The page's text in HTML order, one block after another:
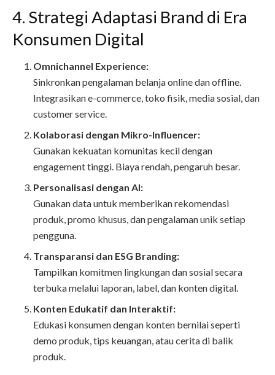
4. Strategi Adaptasi Brand di Era
Konsumen Digital
Omnichannel Experience:
Sinkronkan pengalaman belanja online dan offline.
Integrasikan e-commerce, toko fisik, media sosial, dan
customer service.
Kolaborasi dengan Mikro-Influencer:
Gunakan kekuatan komunitas kecil dengan
engagement tinggi. Biaya rendah, pengaruh besar.
Personalisasi dengan AI:
Gunakan data untuk memberikan rekomendasi
produk, promo khusus, dan pengalaman unik setiap
pengguna.
Transparansi dan ESG Branding:
Tampilkan komitmen lingkungan dan sosial secara
terbuka melalui laporan, label, dan konten digital.
Konten Edukatif dan Interaktif:
Edukasi konsumen dengan konten bernilai seperti
demo produk, tips keuangan, atau cerita di balik
produk.